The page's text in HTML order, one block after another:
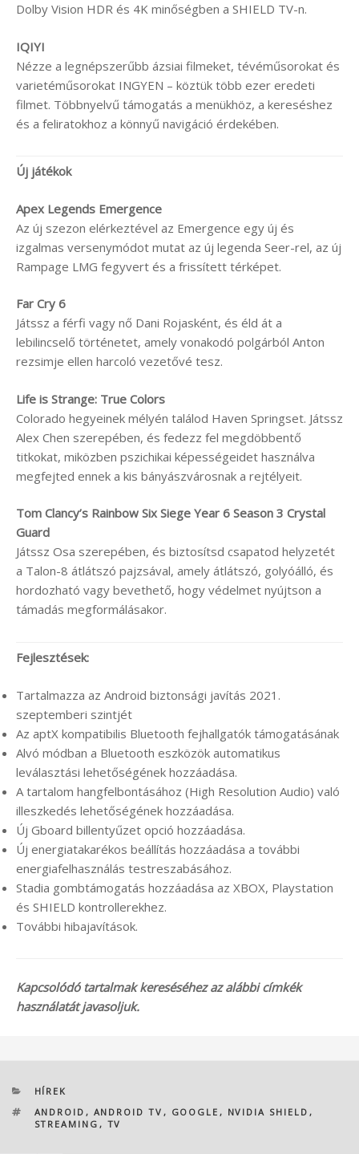
Dolby Vision HDR és 4K minőségben a SHIELD TV-n.
IQIYI
Nézze a legnépszerűbb ázsiai filmeket, tévéműsorokat és
varietéműsorokat INGYEN – köztük több ezer eredeti
filmet. Többnyelvű támogatás a menükhöz, a kereséshez
és a feliratokhoz a könnyű navigáció érdekében.
Új játékok
Apex Legends Emergence
Az új szezon elérkeztével az Emergence egy új és
izgalmas versenymódot mutat az új legenda Seer-rel, az új
Rampage LMG fegyvert és a frissített térképet.
Far Cry 6
Játssz a férfi vagy nő Dani Rojasként, és éld át a
lebilincselő történetet, amely vonakodó polgárból Anton
rezsimje ellen harcoló vezetővé tesz.
Life is Strange: True Colors
Colorado hegyeinek mélyén találod Haven Springset. Játssz
Alex Chen szerepében, és fedezz fel megdöbbentő
titkokat, miközben pszichikai képességeidet használva
megfejted ennek a kis bányászvárosnak a rejtélyeit.
Tom Clancy’s Rainbow Six Siege Year 6 Season 3 Crystal
Guard
Játssz Osa szerepében, és biztosítsd csapatod helyzetét
a Talon-8 átlátszó pajzsával, amely átlátszó, golyóálló, és
hordozható vagy bevethető, hogy védelmet nyújtson a
támadás megformálásakor.
Fejlesztések:
Tartalmazza az Android biztonsági javítás 2021.
szeptemberi szintjét
Az aptX kompatibilis Bluetooth fejhallgatók támogatásának
Alvó módban a Bluetooth eszközök automatikus
leválasztási lehetőségének hozzáadása.
A tartalom hangfelbontásához (High Resolution Audio) való
illeszkedés lehetőségének hozzáadása.
Új Gboard billentyűzet opció hozzáadása.
Új energiatakarékos beállítás hozzáadása a további
energiafelhasználás testreszabásához.
Stadia gombtámogatás hozzáadása az XBOX, Playstation
és SHIELD kontrollerekhez.
További hibajavítások.
Kapcsolódó tartalmak kereséséhez az alábbi címkék
használatát javasoljuk.
KATEGÓRIÁK
HÍREK
CÍMKÉK
ANDROID , ANDROID TV , GOOGLE , NVIDIA SHIELD ,
STREAMING , TV